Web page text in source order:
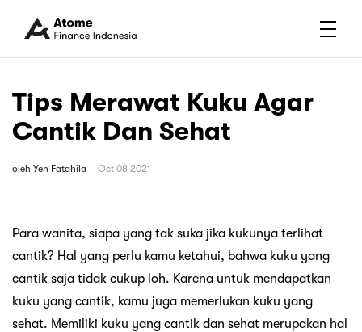
Tips Merawat Kuku Agar
Cantik Dan Sehat
oleh Yen Fatahila Oct 08 2021
Para wanita, siapa yang tak suka jika kukunya terlihat
cantik? Hal yang perlu kamu ketahui, bahwa kuku yang
cantik saja tidak cukup loh. Karena untuk mendapatkan
kuku yang cantik, kamu juga memerlukan kuku yang
sehat. Memiliki kuku yang cantik dan sehat merupakan hal